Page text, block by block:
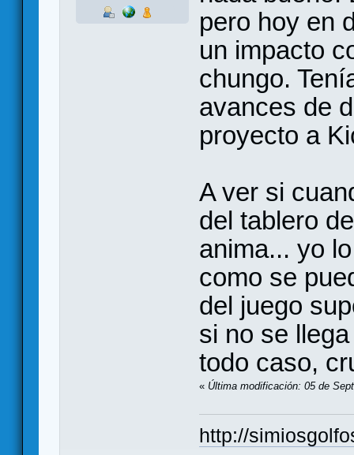
pero hoy en
un impacto
chungo.
avances de
proyecto a
A ver si
del tablero
anima... yo
como se
del juego
si no se
todo caso,
« Última modificación: 05 de
http://